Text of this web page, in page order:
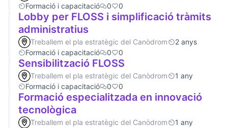
Formació i capacitació
0 0
Lobby per FLOSS i simplificació tràmits
administratius
Treballem el pla estratègic del Canòdrom
2 anys
Formació i capacitació
0 0
Sensibilització FLOSS
Treballem el pla estratègic del Canòdrom
1 any
Formació i capacitació
0 0
Formació especialitzada en innovació
tecnològica
Treballem el pla estratègic del Canòdrom
1 any